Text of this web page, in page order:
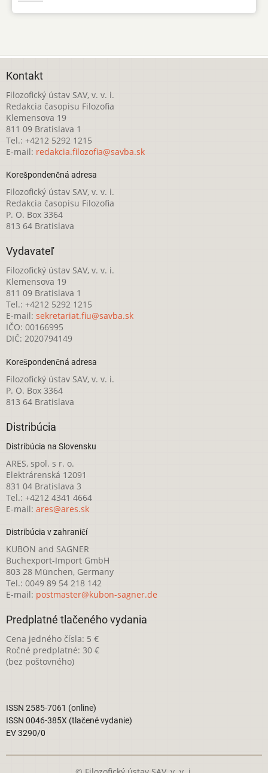
Kontakt
Filozofický ústav SAV, v. v. i.
Redakcia časopisu Filozofia
Klemensova 19
811 09 Bratislava 1
Tel.: +4212 5292 1215
E-mail: redakcia.filozofia@savba.sk
Korešpondenčná adresa
Filozofický ústav SAV, v. v. i.
Redakcia časopisu Filozofia
P. O. Box 3364
813 64 Bratislava
Vydavateľ
Filozofický ústav SAV, v. v. i.
Klemensova 19
811 09 Bratislava 1
Tel.: +4212 5292 1215
E-mail: sekretariat.fiu@savba.sk
IČO: 00166995
DIČ: 2020794149
Korešpondenčná adresa
Filozofický ústav SAV, v. v. i.
P. O. Box 3364
813 64 Bratislava
Distribúcia
Distribúcia na Slovensku
ARES, spol. s r. o.
Elektrárenská 12091
831 04 Bratislava 3
Tel.: +4212 4341 4664
E-mail: ares@ares.sk
Distribúcia v zahraničí
KUBON and SAGNER
Buchexport-Import GmbH
803 28 München, Germany
Tel.: 0049 89 54 218 142
E-mail: postmaster@kubon-sagner.de
Predplatné tlačeného vydania
Cena jedného čísla: 5 €
Ročné predplatné: 30 €
(bez poštovného)
ISSN 2585-7061 (online)
ISSN 0046-385X (tlačené vydanie)
EV 3290/0